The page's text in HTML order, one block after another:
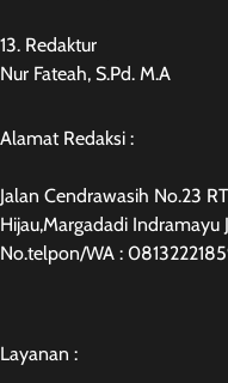
13. Redaktur
Nur Fateah, S.Pd. M.A
Alamat Redaksi :
Jalan Cendrawasih No.23
Hijau,Margadadi Indramayu
No.telpon/WA :
Layanan :